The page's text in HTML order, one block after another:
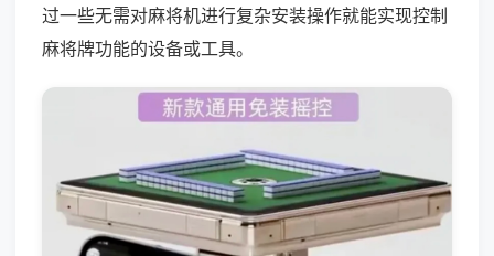
过一些无需对麻将机进行复杂安装操作就能实现控制
麻将牌功能的设备或工具。